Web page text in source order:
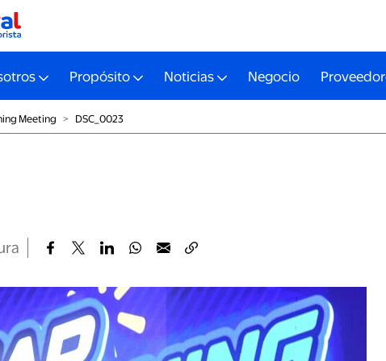
Propósito Noticias Negocio
Meeting ˃ DSC_0023